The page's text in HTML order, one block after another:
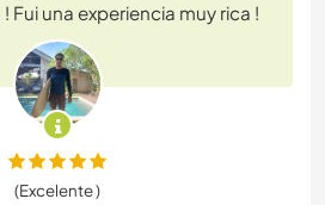
Fui una experiencia muy rica !
(Excelente )